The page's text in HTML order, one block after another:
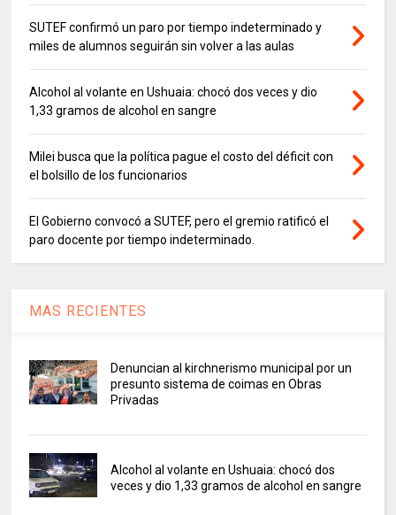
SUTEF confirmó un paro por tiempo indeterminado y
miles de alumnos seguirán sin volver a las aulas
Alcohol al volante en Ushuaia: chocó dos veces y dio
1,33 gramos de alcohol en sangre
Milei busca que la política pague el costo del déficit con
el bolsillo de los funcionarios
El Gobierno convocó a SUTEF, pero el gremio ratificó el
paro docente por tiempo indeterminado.
MAS RECIENTES
Denuncian al kirchnerismo municipal por un
presunto sistema de coimas en Obras
Privadas
Alcohol al volante en Ushuaia: chocó dos
veces y dio 1,33 gramos de alcohol en sangre